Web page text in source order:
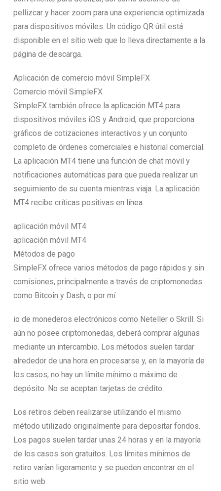
pellizcar y hacer zoom para una experiencia optimizada
para dispositivos móviles. Un código QR útil está
disponible en el sitio web que lo lleva directamente a la
página de descarga.
Aplicación de comercio móvil SimpleFX
Comercio móvil SimpleFX
SimpleFX también ofrece la aplicación MT4 para
dispositivos móviles iOS y Android, que proporciona
gráficos de cotizaciones interactivos y un conjunto
completo de órdenes comerciales e historial comercial.
La aplicación MT4 tiene una función de chat móvil y
notificaciones automáticas para que pueda realizar un
seguimiento de su cuenta mientras viaja. La aplicación
MT4 recibe críticas positivas en línea.
aplicación móvil MT4
aplicación móvil MT4
Métodos de pago
SimpleFX ofrece varios métodos de pago rápidos y sin
comisiones, principalmente a través de criptomonedas
como Bitcoin y Dash, o por mí
io de monederos electrónicos como Neteller o Skrill. Si
aún no posee criptomonedas, deberá comprar algunas
mediante un intercambio. Los métodos suelen tardar
alrededor de una hora en procesarse y, en la mayoría de
los casos, no hay un límite mínimo o máximo de
depósito. No se aceptan tarjetas de crédito.
Los retiros deben realizarse utilizando el mismo
método utilizado originalmente para depositar fondos.
Los pagos suelen tardar unas 24 horas y en la mayoría
de los casos son gratuitos. Los límites mínimos de
retiro varían ligeramente y se pueden encontrar en el
sitio web.